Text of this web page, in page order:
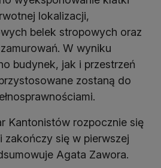
lokalizacji,
belek stropowych oraz
W wyniku
budynek, jak i przestrzeń
zostaną do
Kantonistów rozpocznie się
zakończy się w pierwszej
Agata Zawora.